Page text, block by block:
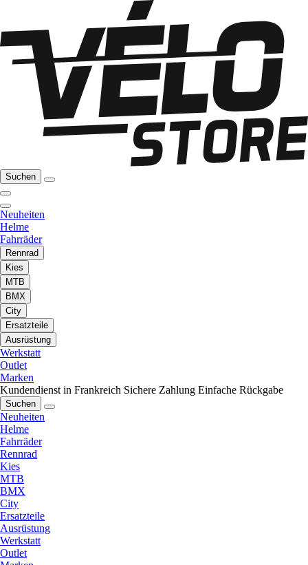
Suchen
Neuheiten
Helme
Fahrräder
Rennrad
Kies
MTB
BMX
City
Ersatzteile
Ausrüstung
Werkstatt
Outlet
Marken
Kundendienst in Frankreich Sichere Zahlung Einfache Rückgabe
Suchen
Neuheiten
Helme
Fahrräder
Rennrad
Kies
MTB
BMX
City
Ersatzteile
Ausrüstung
Werkstatt
Outlet